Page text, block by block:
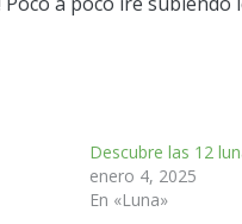
Descubre las 12
enero 4, 2025
En «Luna»